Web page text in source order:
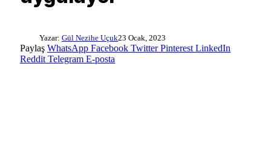
Yazar: Gül Nezihe Uçuk23 Ocak, 2023
Paylaş WhatsApp Facebook Twitter Pinterest LinkedIn
Reddit Telegram E-posta